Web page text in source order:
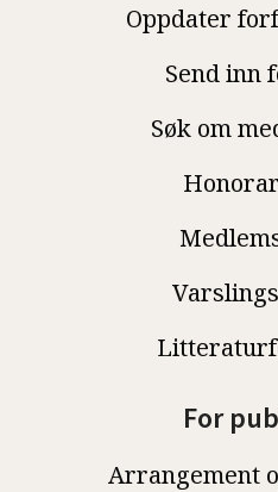
Oppdater
Send inn
Søk om
For
Arrangement